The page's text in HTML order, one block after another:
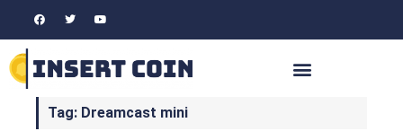
Tag: Dreamcast mini